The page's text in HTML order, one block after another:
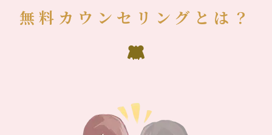
無料カウンセリングとは？